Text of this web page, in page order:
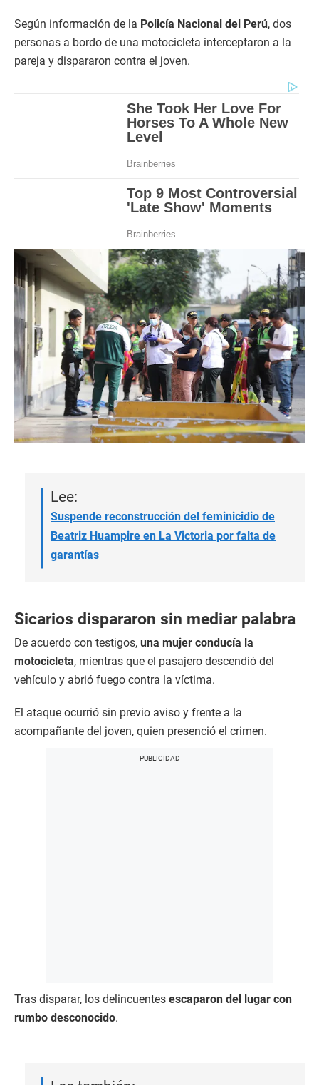
Según información de la Policía Nacional del Perú, dos
personas a bordo de una motocicleta interceptaron a la
pareja y dispararon contra el joven.
Lee:
Suspende reconstrucción del feminicidio de
Beatriz Huampire en La Victoria por falta de
garantías
Sicarios dispararon sin mediar palabra
De acuerdo con testigos, una mujer conducía la
motocicleta, mientras que el pasajero descendió del
vehículo y abrió fuego contra la víctima.
El ataque ocurrió sin previo aviso y frente a la
acompañante del joven, quien presenció el crimen.
Tras disparar, los delincuentes escaparon del lugar con
rumbo desconocido.